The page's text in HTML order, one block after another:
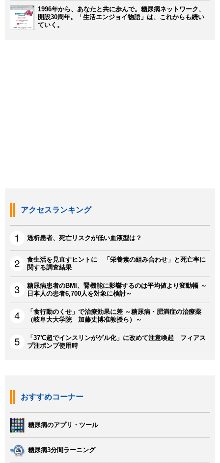
1996年から、あなたと共に歩んで。糖尿病ネットワーク、
開設30周年。「生活エンジョイ物語」は、これからも続い
ていく。
アクセスランキング
透析患者、死亡リスクが低い血液型は？
食生活を見直すヒントに 「栄養素の組み合わせ」と死亡率に
関する調査結果
糖尿病患者のBMI、腎機能に影響するのは平均値より変動幅 ～
日本人の患者6,700人を対象に検討～
「食行動のくせ」で治療効果に差 ～糖尿病・肥満症の治療薬
（岐阜大大学院 加藤丈博准教授ら）～
「37℃超でインスリンがゲル化」に改めて注意喚起 フィアス
プ注ポンプ使用時
おすすめコーナー
糖尿病のアプリ・ツール
糖尿病3分間ラーニング